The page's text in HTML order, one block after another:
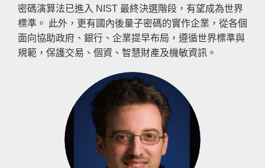
密碼演算法已進入 NIST 最終決選階段，有望成為世界
標準。 此外，更有國內後量子密碼的實作企業，從各個
面向協助政府、銀行、企業提早布局，遵循世界標準與
規範，保護交易、個資、智慧財產及機敏資訊。